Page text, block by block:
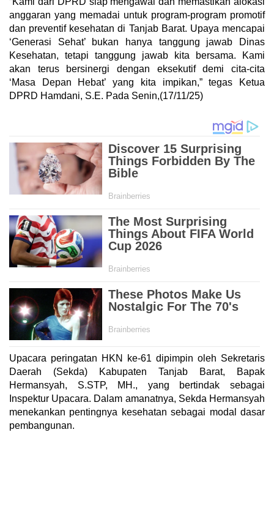
anggaran yang memadai untuk program-program promotif
dan preventif kesehatan di Tanjab Barat. Upaya mencapai
‘Generasi Sehat’ bukan hanya tanggung jawab Dinas
Kesehatan, tetapi tanggung jawab kita bersama. Kami
akan terus bersinergi dengan eksekutif demi cita-cita
‘Masa Depan Hebat’ yang kita impikan,” tegas Ketua
DPRD Hamdani, S.E. Pada Senin,(17/11/25)
Upacara peringatan HKN ke-61 dipimpin oleh Sekretaris
Daerah (Sekda) Kabupaten Tanjab Barat, Bapak
Hermansyah, S.STP, MH., yang bertindak sebagai
Inspektur Upacara. Dalam amanatnya, Sekda Hermansyah
menekankan pentingnya kesehatan sebagai modal dasar
pembangunan.